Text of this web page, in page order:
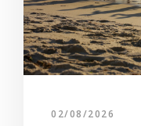
02/08/2026